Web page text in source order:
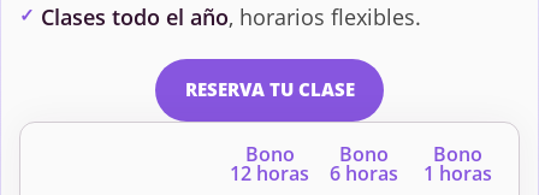
Clases todo el año, horarios flexibles.
RESERVA TU CLASE
Bono
12 horas
Bono
6 horas
Bono
1 horas